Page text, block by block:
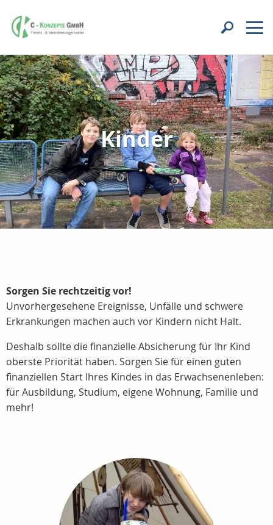
Kinder
Sorgen Sie rechtzeitig vor!
Unvorhergesehene Ereignisse, Unfälle und schwere
Erkrankungen machen auch vor Kindern nicht Halt.
Deshalb sollte die finanzielle Absicherung für Ihr Kind
oberste Priorität haben. Sorgen Sie für einen guten
finanziellen Start Ihres Kindes in das Erwachsenenleben:
für Ausbildung, Studium, eigene Wohnung, Familie und
mehr!